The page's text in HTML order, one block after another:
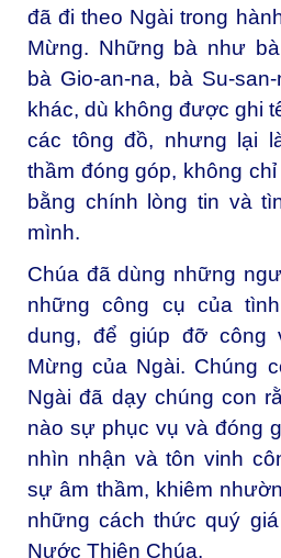
đã đi theo Ngài trong
Mừng. Những bà như bà
bà Gio-an-na, bà Su-
khác, dù không được ghi
các tông đồ, nhưng lại
thầm đóng góp, không
bằng chính lòng tin và
mình.
Chúa đã dùng những
những công cụ của
dung, để giúp đỡ công
Mừng của Ngài. Chúng
Ngài đã dạy chúng con
nào sự phục vụ và đóng
nhìn nhận và tôn vinh
sự âm thầm, khiêm
những cách thức quý
Nước Thiên Chúa.